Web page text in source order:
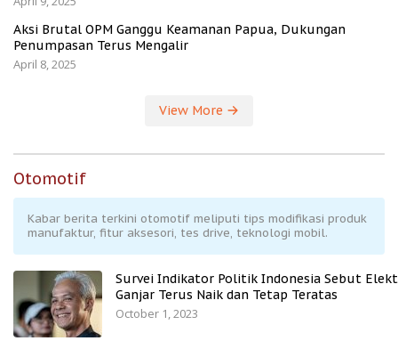
Aksi Brutal OPM Ganggu Keamanan Papua, Dukungan
Penumpasan Terus Mengalir
April 8, 2025
View More
Otomotif
Kabar berita terkini otomotif meliputi tips modifikasi produk
manufaktur, fitur aksesori, tes drive, teknologi mobil.
Survei Indikator Politik Indonesia Sebut
Ganjar Terus Naik dan Tetap Teratas
October 1, 2023